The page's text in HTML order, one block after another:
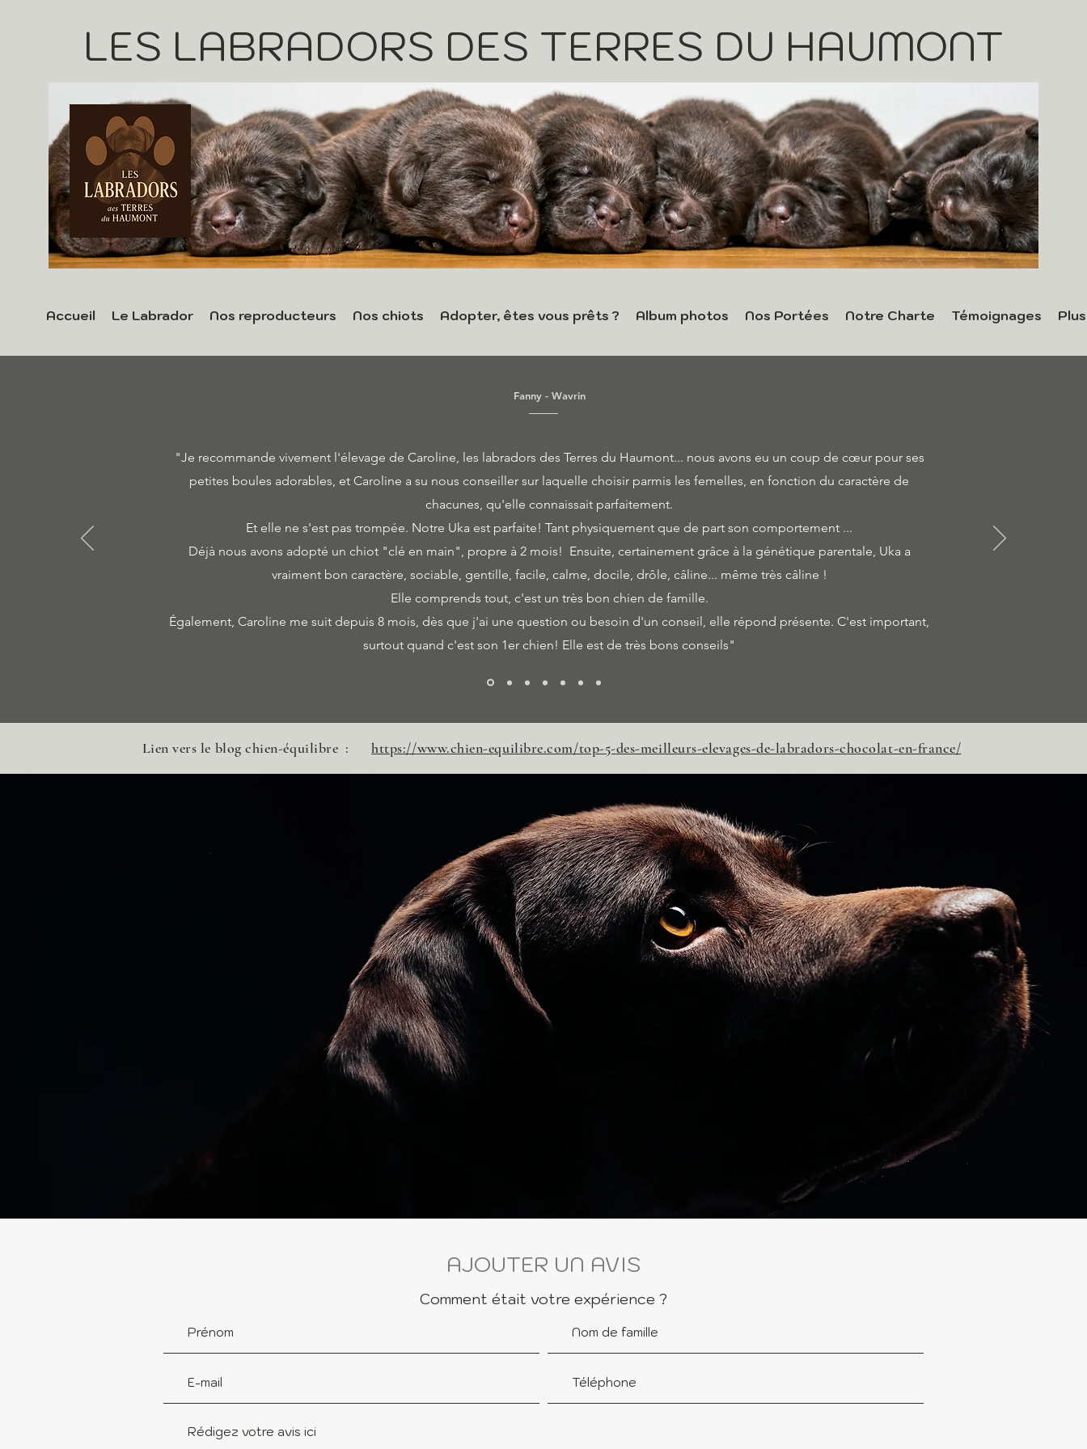
LES LABRADORS DES TERRES DU HAUMONT
Accueil Le Labrador Nos reproducteurs Nos chiots Adopter, êtes vous prêts ? Album photos Nos Portées Notre Charte Témoignages Plus
Fanny - Wavrin
"Je recommande vivement l'élevage de Caroline, les labradors des Terres du Haumont... nous avons eu un coup de cœur pour ses
petites boules adorables, et Caroline a su nous conseiller sur laquelle choisir parmis les femelles, en fonction du caractère de
chacunes, qu'elle connaissait parfaitement.
Et elle ne s'est pas trompée. Notre Uka est parfaite! Tant physiquement que de part son comportement ...
Déjà nous avons adopté un chiot "clé en main", propre à 2 mois! Ensuite, certainement grâce à la génétique parentale, Uka a
vraiment bon caractère, sociable, gentille, facile, calme, docile, drôle, câline... même très câline !
Elle comprends tout, c'est un très bon chien de famille.
Également, Caroline me suit depuis 8 mois, dès que j'ai une question ou besoin d'un conseil, elle répond présente. C'est important,
surtout quand c'est son 1er chien! Elle est de très bons conseils"
Lien vers le blog chien-équilibre :https://www.chien-equilibre.com/top-5-des-meilleurs-elevages-de-labradors-chocolat-en-france/
AJOUTER UN AVIS
Comment était votre expérience ?